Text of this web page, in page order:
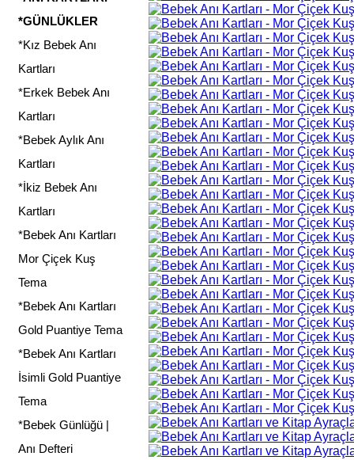
*GÜNLÜKLER
*Kız Bebek Anı
Kartları
*Erkek Bebek Anı
Kartları
*Bebek Aylık Anı
Kartları
*İkiz Bebek Anı
Kartları
*Bebek Anı Kartları
Mor Çiçek Kuş
Tema
*Bebek Anı Kartları
Gold Puantiye Tema
*Bebek Anı Kartları
İsimli Gold Puantiye
Tema
*Bebek Günlüğü |
Anı Defteri